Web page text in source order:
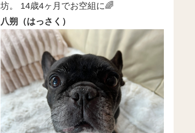
坊。 14歳4ヶ月でお空組に🌈
八朔（はっさく）